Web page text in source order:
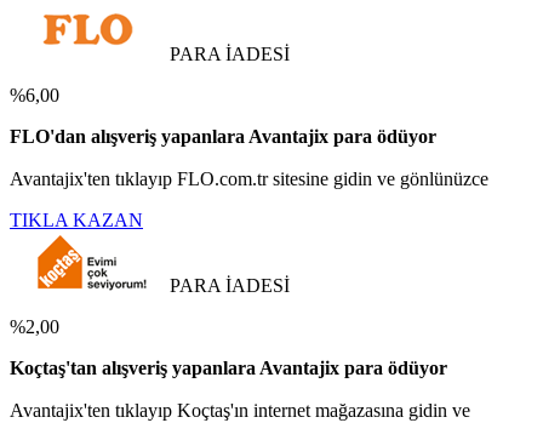
PARA İADESİ
%6,00
FLO'dan alışveriş yapanlara Avantajix para ödüyor
Avantajix'ten tıklayıp FLO.com.tr sitesine gidin ve gönlünüzce
TIKLA KAZAN
PARA İADESİ
%2,00
Koçtaş'tan alışveriş yapanlara Avantajix para ödüyor
Avantajix'ten tıklayıp Koçtaş'ın internet mağazasına gidin ve